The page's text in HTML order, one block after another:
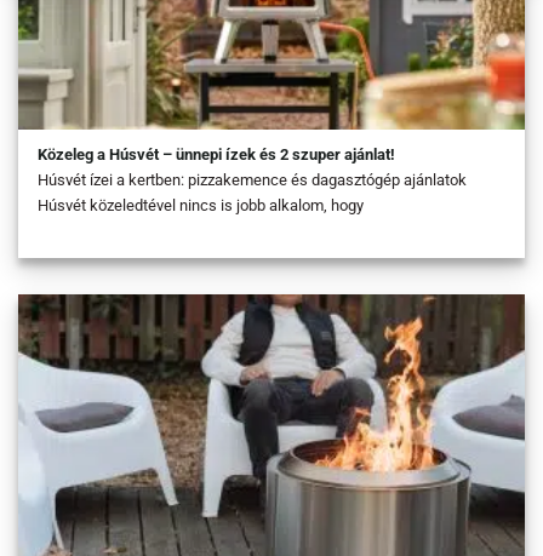
Közeleg a Húsvét – ünnepi ízek és 2 szuper ajánlat!
Húsvét ízei a kertben: pizzakemence és dagasztógép ajánlatok
Húsvét közeledtével nincs is jobb alkalom, hogy